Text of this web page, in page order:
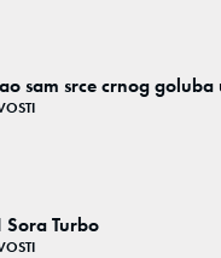
sam srce crnog
Turbo